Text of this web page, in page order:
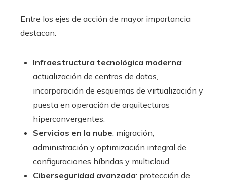
Entre los ejes de acción de mayor importancia
destacan:
Infraestructura tecnológica moderna:
actualización de centros de datos,
incorporación de esquemas de virtualización y
puesta en operación de arquitecturas
hiperconvergentes.
Servicios en la nube: migración,
administración y optimización integral de
configuraciones híbridas y multicloud.
Ciberseguridad avanzada: protección de